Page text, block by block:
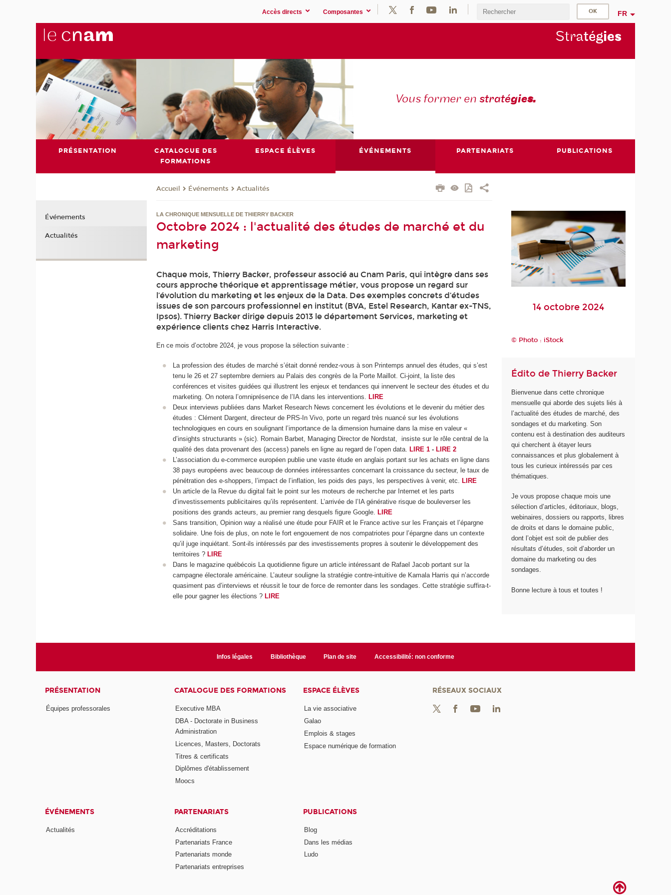
Accès directs Composantes FR
Stratégies
Vous former en stratégies.
PRÉSENTATION
CATALOGUE DES
FORMATIONS
ESPACE ÉLÈVES ÉVÉNEMENTS PARTENARIATS PUBLICATIONS
Accueil Événements Actualités
LA CHRONIQUE MENSUELLE DE THIERRY BACKER
Octobre 2024 : l'actualité des études de marché et du
marketing
Chaque mois, Thierry Backer, professeur associé au Cnam Paris, qui intègre dans ses
cours approche théorique et apprentissage métier, vous propose un regard sur
l’évolution du marketing et les enjeux de la Data. Des exemples concrets d’études
issues de son parcours professionnel en institut (BVA, Estel Research, Kantar ex-TNS,
Ipsos). Thierry Backer dirige depuis 2013 le département Services, marketing et
expérience clients chez Harris Interactive.
En ce mois d’octobre 2024, je vous propose la sélection suivante :
La profession des études de marché s’était donné rendez-vous à son Printemps annuel des études, qui s’est
tenu le 26 et 27 septembre derniers au Palais des congrès de la Porte Maillot. Ci-joint, la liste des
conférences et visites guidées qui illustrent les enjeux et tendances qui innervent le secteur des études et du
marketing. On notera l’omniprésence de l’IA dans les interventions. LIRE
Deux interviews publiées dans Market Research News concernent les évolutions et le devenir du métier des
études : Clément Dargent, directeur de PRS-In Vivo, porte un regard très nuancé sur les évolutions
technologiques en cours en soulignant l’importance de la dimension humaine dans la mise en valeur «
d’insights structurants » (sic). Romain Barbet, Managing Director de Nordstat, insiste sur le rôle central de la
qualité des data provenant des (access) panels en ligne au regard de l’open data. LIRE 1- LIRE 2
L’association du e-commerce européen publie une vaste étude en anglais portant sur les achats en ligne dans
38 pays européens avec beaucoup de données intéressantes concernant la croissance du secteur, le taux de
pénétration des e-shoppers, l’impact de l’inflation, les poids des pays, les perspectives à venir, etc. LIRE
Un article de la Revue du digital fait le point sur les moteurs de recherche par Internet et les parts
d’investissements publicitaires qu’ils représentent. L’arrivée de l’IA générative risque de bouleverser les
positions des grands acteurs, au premier rang desquels figure Google. LIRE
Sans transition, Opinion way a réalisé une étude pour FAIR et le France active sur les Français et l’épargne
solidaire. Une fois de plus, on note le fort engouement de nos compatriotes pour l’épargne dans un contexte
qu’il juge inquiétant. Sont-ils intéressés par des investissements propres à soutenir le développement des
territoires ? LIRE
Dans le magazine québécois La quotidienne figure un article intéressant de Rafael Jacob portant sur la
campagne électorale américaine. L’auteur souligne la stratégie contre-intuitive de Kamala Harris qui n’accorde
quasiment pas d’interviews et réussit le tour de force de remonter dans les sondages. Cette stratégie suffira-t-
elle pour gagner les élections ? LIRE
14 octobre 2024
© Photo : iStock
Édito de Thierry Backer
Bienvenue dans cette chronique
mensuelle qui aborde des sujets liés à
l’actualité des études de marché, des
sondages et du marketing. Son
contenu est à destination des auditeurs
qui cherchent à étayer leurs
connaissances et plus globalement à
tous les curieux intéressés par ces
thématiques.
Je vous propose chaque mois une
sélection d’articles, éditoriaux, blogs,
webinaires, dossiers ou rapports, libres
de droits et dans le domaine public,
dont l’objet est soit de publier des
résultats d’études, soit d’aborder un
domaine du marketing ou des
sondages.
Bonne lecture à tous et toutes !
Événements
Actualités
Infos légales Bibliothèque Plan de site Accessibilité: non conforme
PRÉSENTATION
Équipes professorales
CATALOGUE DES FORMATIONS
Executive MBA
DBA - Doctorate in Business
Administration
Licences, Masters, Doctorats
Titres & certificats
Diplômes d'établissement
Moocs
ESPACE ÉLÈVES
La vie associative
Galao
Emplois & stages
Espace numérique de formation
ÉVÉNEMENTS
Actualités
PARTENARIATS
Accréditations
Partenariats France
Partenariats monde
Partenariats entreprises
PUBLICATIONS
Blog
Dans les médias
Ludo
RÉSEAUX SOCIAUX